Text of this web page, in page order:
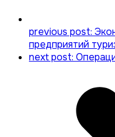
previous post:
предприятий
next post: